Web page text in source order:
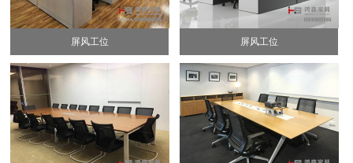
屏风工位 屏风工位